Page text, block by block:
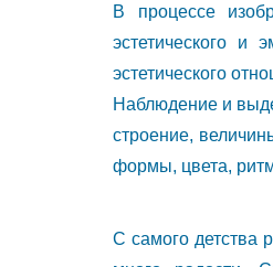
В процессе
эстетического и
эстетического
Наблюдение и
строение,
формы, цвета,
С самого детства